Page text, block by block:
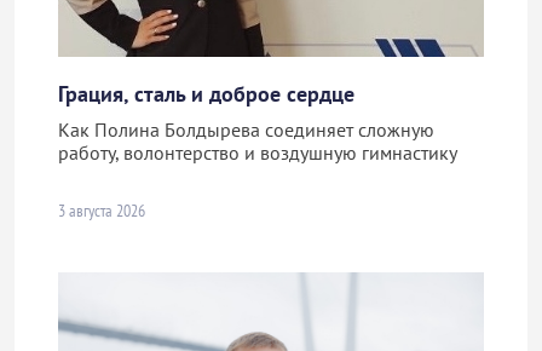
Грация, сталь и доброе сердце
Как Полина Болдырева соединяет сложную
работу, волонтерство и воздушную гимнастику
3 августа 2026